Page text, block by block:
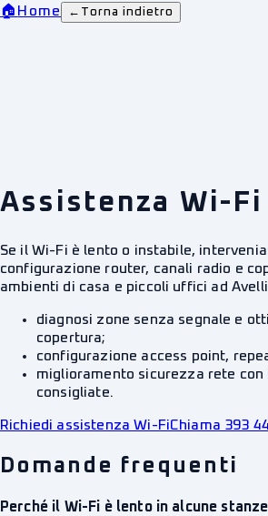
🏠 Home ← Torna indietro
Assistenza Wi-
Se il Wi-Fi è lento o instabile,
configurazione router, canali radio e
ambienti di casa e piccoli uffici ad
diagnosi zone senza segnale e
copertura;
configurazione access point,
miglioramento sicurezza rete con
consigliate.
Richiedi assistenza Wi-FiChiama 393
Domande frequenti
Perché il Wi-Fi è lento in alcune